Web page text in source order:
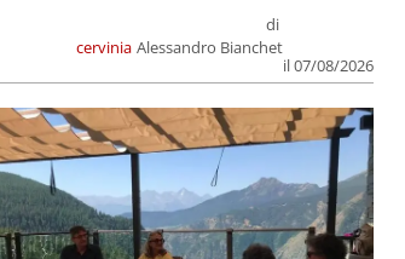
cervinia
di
Alessandro Bianchet
il 07/08/2026